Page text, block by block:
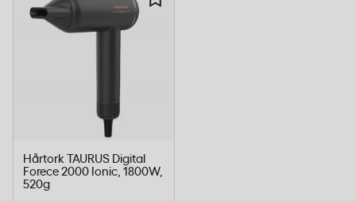
Hårtork TAURUS Digital
Forece 2000 Ionic, 1800W,
520g